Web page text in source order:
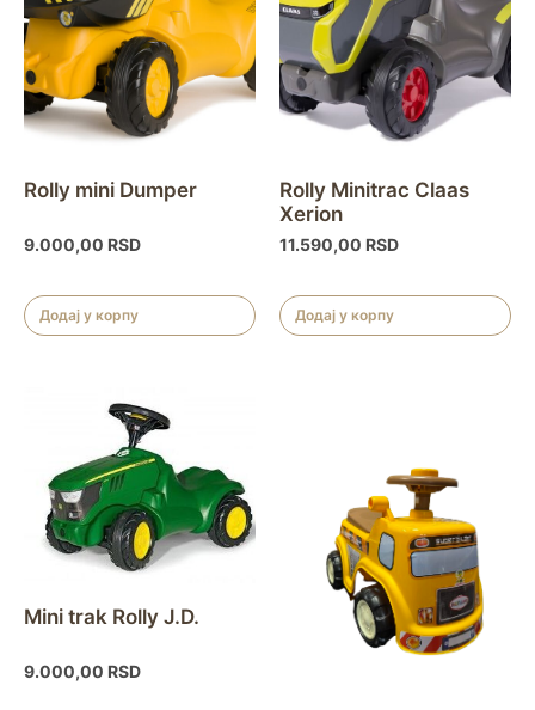
Rolly mini Dumper
9.000,00 RSD
Додај у корпу
Rolly Minitrac Claas
Xerion
11.590,00 RSD
Додај у корпу
Mini trak Rolly J.D.
9.000,00 RSD